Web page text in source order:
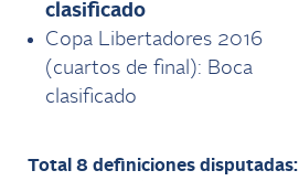
clasificado
Copa Libertadores 2016
(cuartos de final): Boca
clasificado
Total 8 definiciones disputadas: